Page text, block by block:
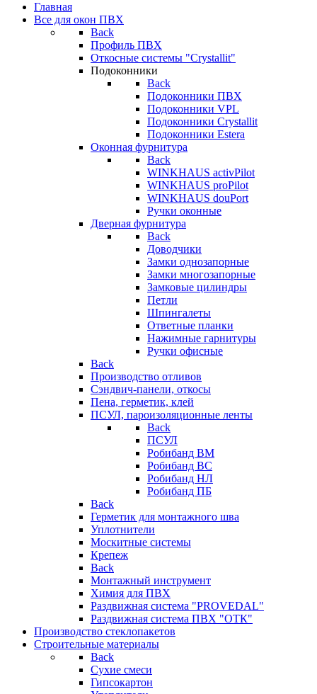
Главная
Все для окон ПВХ
Back
Профиль ПВХ
Откосные системы "Crystallit"
Подоконники
Back
Подоконники ПВХ
Подоконники VPL
Подоконники Crystallit
Подоконники Estera
Оконная фурнитура
Back
WINKHAUS activPilot
WINKHAUS proPilot
WINKHAUS douPort
Ручки оконные
Дверная фурнитура
Back
Доводчики
Замки однозапорные
Замки многозапорные
Замковые цилиндры
Петли
Шпингалеты
Ответные планки
Нажимные гарнитуры
Ручки офисные
Back
Производство отливов
Сэндвич-панели, откосы
Пена, герметик, клей
ПСУЛ, пароизоляционные ленты
Back
ПСУЛ
Робибанд ВМ
Робибанд ВС
Робибанд НЛ
Робибанд ПБ
Back
Герметик для монтажного шва
Уплотнители
Москитные системы
Крепеж
Back
Монтажный инструмент
Химия для ПВХ
Раздвижная система "PROVEDAL"
Раздвижная система ПВХ "ОТК"
Производство стеклопакетов
Строительные материалы
Back
Сухие смеси
Гипсокартон